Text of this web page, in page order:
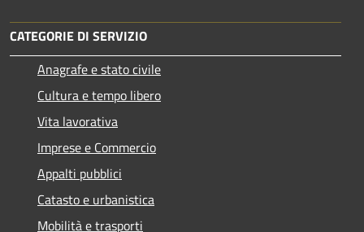
CATEGORIE DI SERVIZIO
Anagrafe e stato civile
Cultura e tempo libero
Vita lavorativa
Imprese e Commercio
Appalti pubblici
Catasto e urbanistica
Mobilità e trasporti